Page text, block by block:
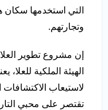
التي استخدمها سكان
وتجارتهم.
إن مشروع تطوير
الهيئة الملكية
لاستيعاب الاكتشافات
تقتصر على محبي